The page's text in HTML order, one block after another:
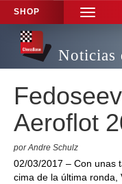
SHOP
TOGGLE
Noticias
Aeroflot
por Andre Schulz
02/03/2017 – Con unas
cima de la última ronda,